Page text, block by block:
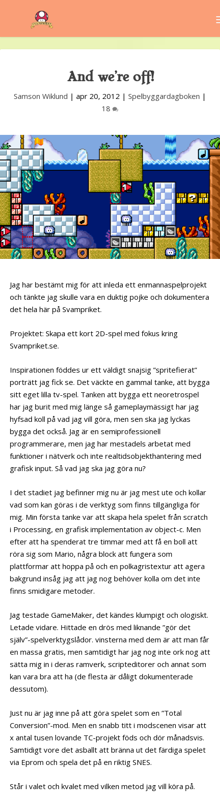
And we’re off!
Samson Wiklund | apr 20, 2012 | Spelbyggardagboken |
18
Jag har bestämt mig för att inleda ett enmannaspelprojekt
och tänkte jag skulle vara en duktig pojke och dokumentera
det hela här på Svampriket.
Projektet: Skapa ett kort 2D-spel med fokus kring
Svampriket.se.
Inspirationen föddes ur ett väldigt snajsig ”spritefierat”
porträtt jag fick se. Det väckte en gammal tanke, att bygga
sitt eget lilla tv-spel. Tanken att bygga ett neoretrospel
har jag burit med mig länge så gameplaymässigt har jag
hyfsad koll på vad jag vill göra, men sen ska jag lyckas
bygga det också. Jag är en semiprofessionell
programmerare, men jag har mestadels arbetat med
funktioner i nätverk och inte realtidsobjekthantering med
grafisk input. Så vad jag ska jag göra nu?
I det stadiet jag befinner mig nu är jag mest ute och kollar
vad som kan göras i de verktyg som finns tillgängliga för
mig. Min första tanke var att skapa hela spelet från scratch
i Processing, en grafisk implementation av object-c. Men
efter att ha spenderat tre timmar med att få en boll att
röra sig som Mario, några block att fungera som
plattformar att hoppa på och en polkagristextur att agera
bakgrund insåg jag att jag nog behöver kolla om det inte
finns smidigare metoder.
Jag testade GameMaker, det kändes klumpigt och ologiskt.
Letade vidare. Hittade en drös med liknande ”gör det
själv”-spelverktygslådor. vinsterna med dem är att man får
en massa gratis, men samtidigt har jag nog inte ork nog att
sätta mig in i deras ramverk, scripteditorer och annat som
kan vara bra att ha (de flesta är dåligt dokumenterade
dessutom).
Just nu är jag inne på att göra spelet som en ”Total
Conversion”-mod. Men en snabb titt i modscenen visar att
x antal tusen lovande TC-projekt föds och dör månadsvis.
Samtidigt vore det asballt att bränna ut det färdiga spelet
via Eprom och spela det på en riktig SNES.
Står i valet och kvalet med vilken metod jag vill köra på.